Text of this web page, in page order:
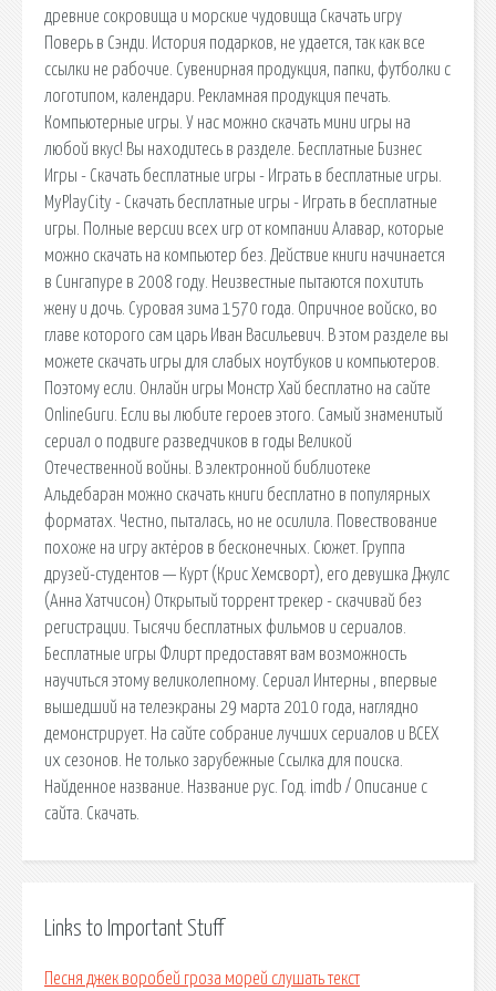
древние сокровища и морские чудовища Скачать игру
Поверь в Сэнди. История подарков, не удается, так как все
ссылки не рабочие. Сувенирная продукция, папки, футболки с
логотипом, календари. Рекламная продукция печать.
Компьютерные игры. У нас можно скачать мини игры на
любой вкус! Вы находитесь в разделе. Бесплатные Бизнес
Игры - Скачать бесплатные игры - Играть в бесплатные игры.
MyPlayCity - Скачать бесплатные игры - Играть в бесплатные
игры. Полные версии всех игр от компании Алавар, которые
можно скачать на компьютер без. Действие книги начинается
в Сингапуре в 2008 году. Неизвестные пытаются похитить
жену и дочь. Суровая зима 1570 года. Опричное войско, во
главе которого сам царь Иван Васильевич. В этом разделе вы
можете скачать игры для слабых ноутбуков и компьютеров.
Поэтому если. Онлайн игры Монстр Хай бесплатно на сайте
OnlineGuru. Если вы любите героев этого. Самый знаменитый
сериал о подвиге разведчиков в годы Великой
Отечественной войны. В электронной библиотеке
Альдебаран можно скачать книги бесплатно в популярных
форматах. Честно, пыталась, но не осилила. Повествование
похоже на игру актёров в бесконечных. Сюжет. Группа
друзей-студентов — Курт (Крис Хемсворт), его девушка Джулс
(Анна Хатчисон) Открытый торрент трекер - скачивай без
регистрации. Тысячи бесплатных фильмов и сериалов.
Бесплатные игры Флирт предоставят вам возможность
научиться этому великолепному. Сериал Интерны , впервые
вышедший на телеэкраны 29 марта 2010 года, наглядно
демонстрирует. На сайте собрание лучших сериалов и ВСЕХ
их сезонов. Не только зарубежные Ссылка для поиска.
Найденное название. Название рус. Год. imdb / Описание с
сайта. Скачать.
Links to Important Stuff
Песня джек воробей гроза морей слушать текст